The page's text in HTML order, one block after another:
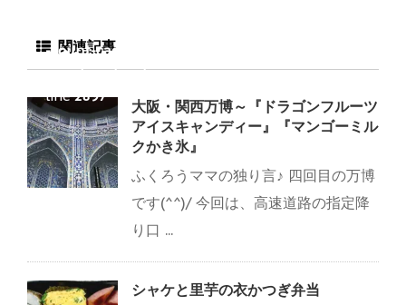
-count-cache/sns-
count-cache.phpon
line2897
関連記事
大阪・関西万博～『ドラゴンフルーツ
アイスキャンディー』『マンゴーミル
クかき氷』
ふくろうママの独り言♪ 四回目の万博
です(^^)/ 今回は、高速道路の指定降
り口 ...
シャケと里芋の衣かつぎ弁当